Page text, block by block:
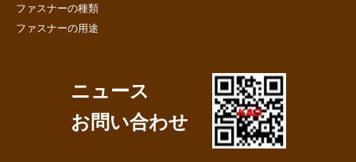
ファスナーの種類
ファスナーの用途
ニュース
お問い合わせ